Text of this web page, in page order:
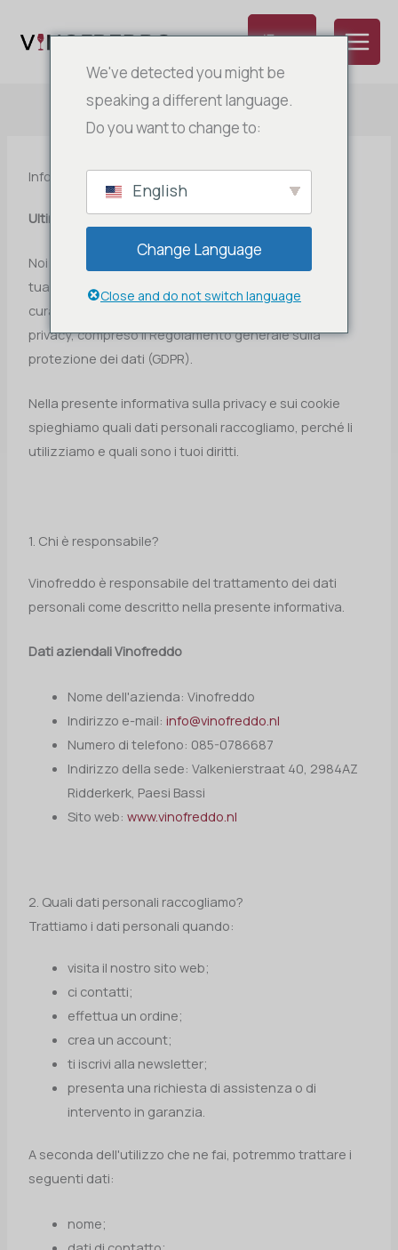
IT
NL
EN
Informativa sulla privacy e sui cookie di Vinofreddo
Ultimo aggiornamento:aprile 2026
Noi di Vinofreddo attribuiamo grande importanza alla
tua privacy. Trattiamo i dati personali con la massima
cura e rispettiamo la normativa vigente in materia di
privacy, compreso il Regolamento generale sulla
protezione dei dati (GDPR).
Nella presente informativa sulla privacy e sui cookie
spieghiamo quali dati personali raccogliamo, perché li
utilizziamo e quali sono i tuoi diritti.
1. Chi è responsabile?
Vinofreddo è responsabile del trattamento dei dati
personali come descritto nella presente informativa.
Dati aziendali Vinofreddo
Nome dell'azienda: Vinofreddo
Indirizzo e-mail:info@vinofreddo.nl
Numero di telefono: 085-0786687
Indirizzo della sede: Valkenierstraat 40, 2984AZ
Ridderkerk, Paesi Bassi
Sito web:www.vinofreddo.nl
2. Quali dati personali raccogliamo?
Trattiamo i dati personali quando:
visita il nostro sito web;
ci contatti;
effettua un ordine;
crea un account;
ti iscrivi alla newsletter;
presenta una richiesta di assistenza o di
intervento in garanzia.
A seconda dell'utilizzo che ne fai, potremmo trattare i
seguenti dati:
nome;
We've detected you might be
speaking a different language.
Do you want to change to:
English
Change Language
Close and do not switch language